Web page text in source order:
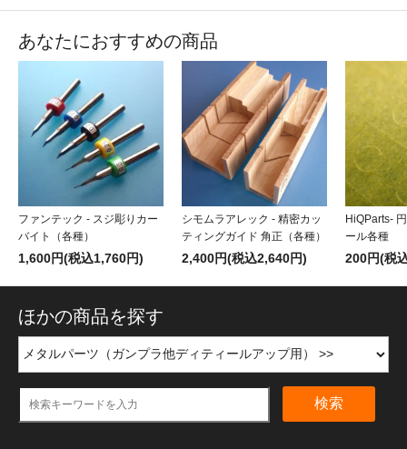
あなたにおすすめの商品
ファンテック - スジ彫りカー
バイト（各種）
1,600円(税込1,760円)
シモムラアレック - 精密カッ
ティングガイド 角正（各種）
2,400円(税込2,640円)
HiQParts-
ール各種
200円(税
ほかの商品を探す
検索